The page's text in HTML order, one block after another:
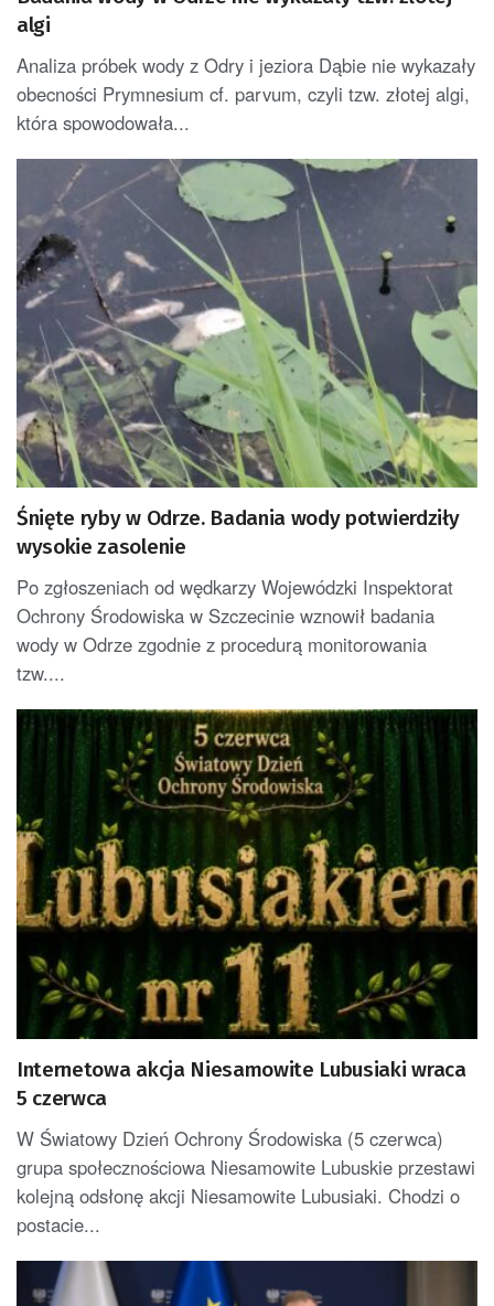
algi
Analiza próbek wody z Odry i jeziora Dąbie nie wykazały
obecności Prymnesium cf. parvum, czyli tzw. złotej algi,
która spowodowała...
Śnięte ryby w Odrze. Badania wody potwierdziły
wysokie zasolenie
Po zgłoszeniach od wędkarzy Wojewódzki Inspektorat
Ochrony Środowiska w Szczecinie wznowił badania
wody w Odrze zgodnie z procedurą monitorowania
tzw....
Internetowa akcja Niesamowite Lubusiaki wraca
5 czerwca
W Światowy Dzień Ochrony Środowiska (5 czerwca)
grupa społecznościowa Niesamowite Lubuskie przestawi
kolejną odsłonę akcji Niesamowite Lubusiaki. Chodzi o
postacie...